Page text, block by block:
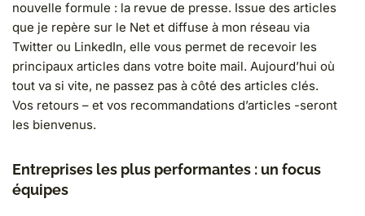
nouvelle formule : la revue de presse. Issue des articles
que je repère sur le Net et diffuse à mon réseau via
Twitter ou LinkedIn, elle vous permet de recevoir les
principaux articles dans votre boite mail. Aujourd’hui où
tout va si vite, ne passez pas à côté des articles clés.
Vos retours – et vos recommandations d’articles -seront
les bienvenus.
Entreprises les plus performantes : un focus
équipes